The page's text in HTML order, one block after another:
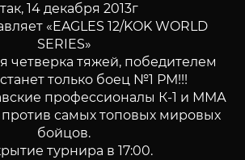
14 декабря 2013г
«EAGLES 12/KOK WORLD
SERIES»
четверка тяжей, победителем
только боец №1 РМ!!!
профессионалы К-1 и ММА
самых топовых мировых
бойцов.
турнира в 17:00.